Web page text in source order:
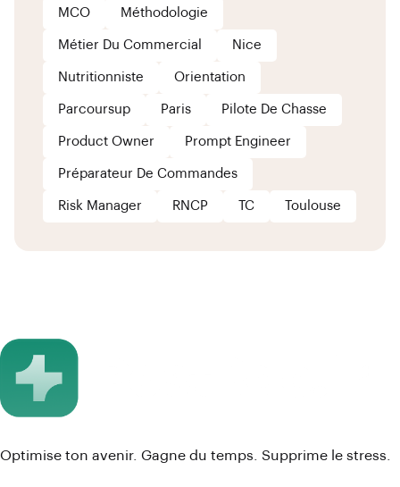
MCO Méthodologie
Métier Du Commercial Nice
Nutritionniste Orientation
Parcoursup Paris Pilote De Chasse
Product Owner Prompt Engineer
Préparateur De Commandes
Risk Manager RNCP TC Toulouse
Optimise ton avenir. Gagne du temps. Supprime le stress.